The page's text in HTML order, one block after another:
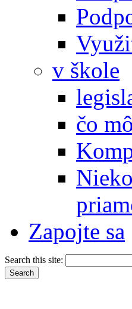
v škole
čo
Zapojte sa
Search this site: